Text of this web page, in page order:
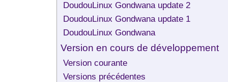
DoudouLinux Gondwana update 2
DoudouLinux Gondwana update 1
DoudouLinux Gondwana
Version en cours de développement
Version courante
Versions précédentes